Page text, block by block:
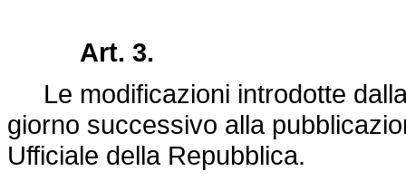
Art. 3.
Le modificazioni introdotte
giorno successivo alla
Ufficiale della Repubblica.